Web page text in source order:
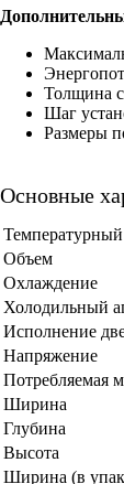
Толщина
Шаг
Размеры
Основные
Объем
Охлаждение
Холодильный
Исполнение
Напряжение
Потребляемая
Ширина
Глубина
Высота
Ширина (в